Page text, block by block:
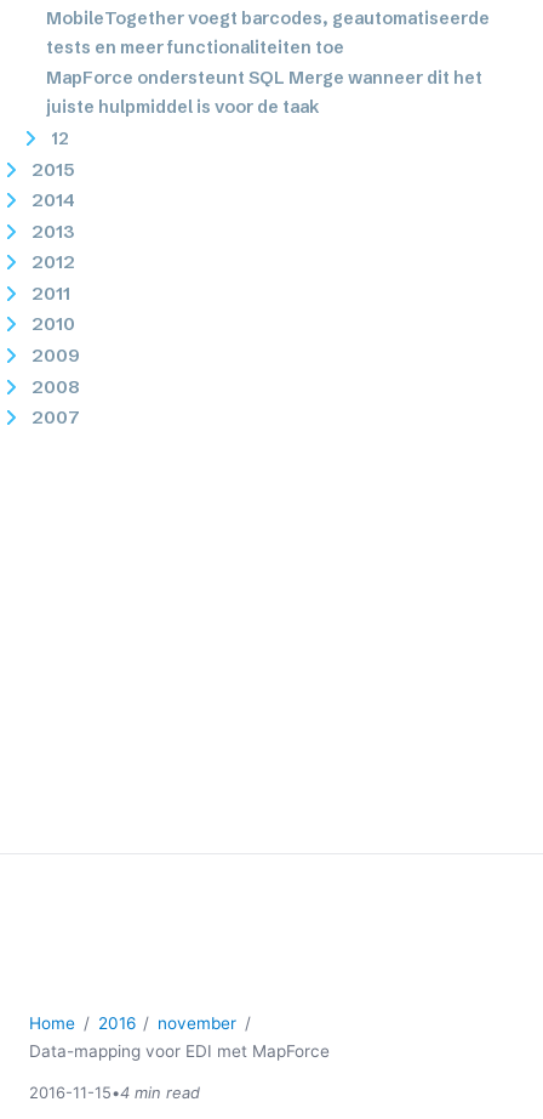
MobileTogether voegt barcodes, geautomatiseerde
tests en meer functionaliteiten toe
MapForce ondersteunt SQL Merge wanneer dit het
juiste hulpmiddel is voor de taak
12
2015
2014
2013
2012
2011
2010
2009
2008
2007
Home 2016
november
Data-mapping voor EDI met MapForce
2016-11-15•4 min read